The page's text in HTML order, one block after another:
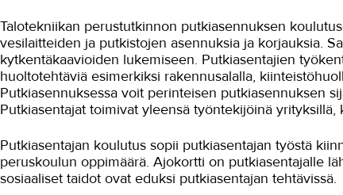
Talotekniikan perustutkinnon putkiasennuksen
vesilaitteiden ja putkistojen asennuksia ja korjauksia.
kytkentäkaavioiden lukemiseen. Putkiasentajien
huoltotehtäviä esimerkiksi rakennusalalla,
Putkiasennuksessa voit perinteisen putkiasennuksen
Putkiasentajat toimivat yleensä työntekijöinä
Putkiasentajan koulutus sopii putkiasentajan työstä
peruskoulun oppimäärä. Ajokortti on putkiasentajalle
sosiaaliset taidot ovat eduksi putkiasentajan tehtävissä.